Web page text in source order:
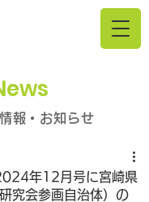
報・お知らせ
年12月号に宮崎県
究会参画自治体）の